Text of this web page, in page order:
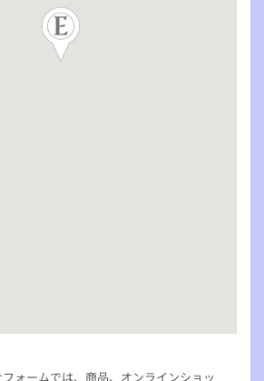
ォームでは、商品、オンラインショッ